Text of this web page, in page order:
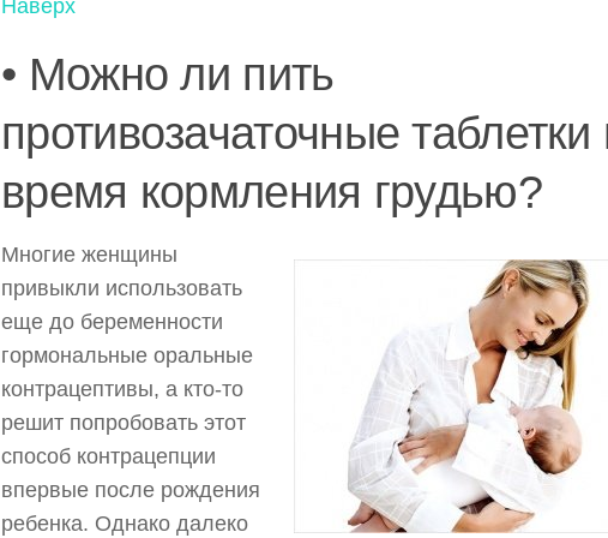
Наверх
• Можно ли пить
противозачаточные таблетки
время кормления грудью?
Многие женщины
привыкли использовать
еще до беременности
гормональные оральные
контрацептивы, а кто-то
решит попробовать этот
способ контрацепции
впервые после рождения
ребенка. Однако далеко